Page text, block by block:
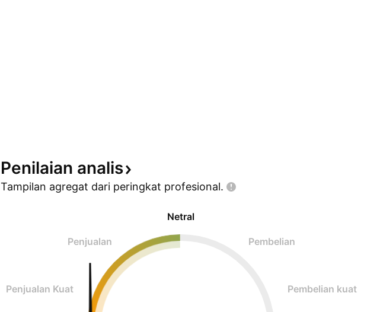
Penilaian analis
Tampilan agregat dari peringkat profesional.
Netral
Penjualan Pembelian
Penjualan Kuat Pembelian kuat